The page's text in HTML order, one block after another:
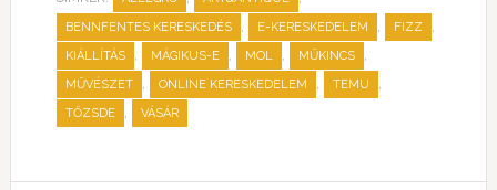
BENNFENTES KERESKEDÉS , E-KERESKEDELEM , FIZZ ,
KIÁLLÍTÁS , MÁGIKUS-E , MOL , MŰKINCS ,
MŰVÉSZET , ONLINE KERESKEDELEM , TEMU ,
TŐZSDE , VÁSÁR